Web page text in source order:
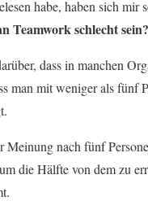
habe, haben sich mir
Teamwork schlecht sein?
dass in manchen
man mit weniger als fünf
Meinung nach fünf
die Hälfte von dem zu